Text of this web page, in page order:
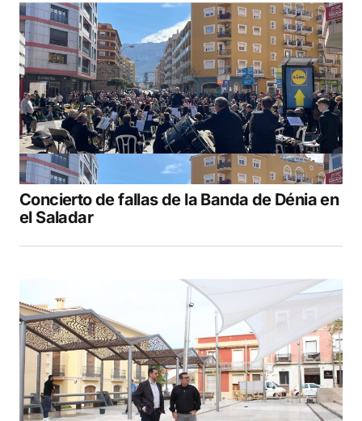
Concierto de fallas de la Banda de Dénia en
el Saladar